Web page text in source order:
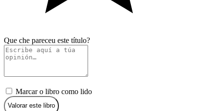
Que che pareceu este título?
Marcar o libro como lido
Valorar este libro